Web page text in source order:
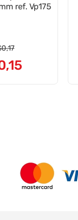
ref. Vp175
0,17
,15